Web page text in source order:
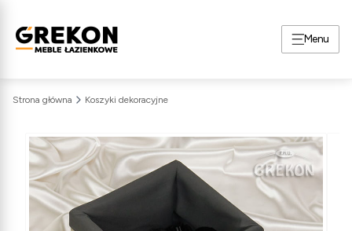
Menu
Strona główna Koszyki dekoracyjne